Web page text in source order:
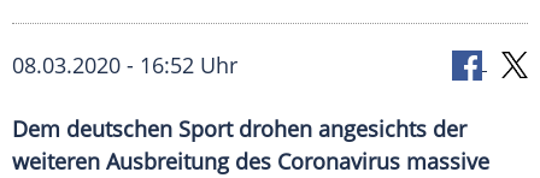
08.03.2020 - 16:52 Uhr
Dem deutschen Sport drohen angesichts der
weiteren Ausbreitung des Coronavirus massive